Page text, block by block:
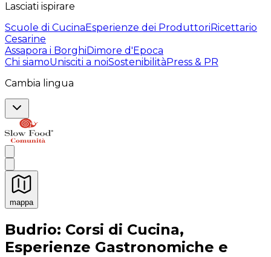
Lasciati ispirare
Scuole di CucinaEsperienze dei ProduttoriRicettario
Cesarine
Assapora i BorghiDimore d'Epoca
Chi siamoUnisciti a noiSostenibilitàPress & PR
Cambia lingua
mappa
Esperienze culinarie indimenticabili: Esperienze
Budrio: Corsi di Cucina,
Esperienze Gastronomiche e